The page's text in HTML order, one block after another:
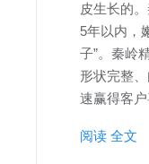
皮生长的
5年以内，
子”。秦岭
形状完整
速赢得客户
阅读 全文